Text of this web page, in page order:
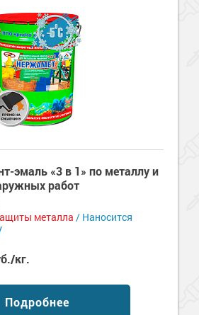
эмаль «3 в 1» по металлу и
работ
металла / Наносится
кг.
Подробнее